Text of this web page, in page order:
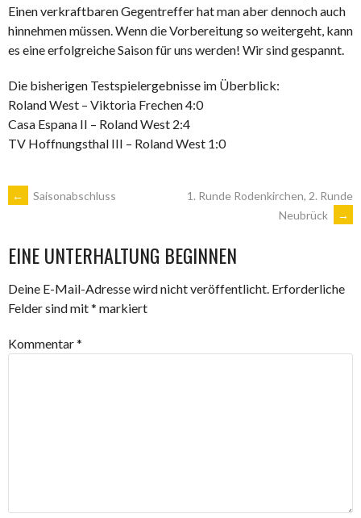
Einen verkraftbaren Gegentreffer hat man aber dennoch auch
hinnehmen müssen. Wenn die Vorbereitung so weitergeht, kann
es eine erfolgreiche Saison für uns werden! Wir sind gespannt.
Die bisherigen Testspielergebnisse im Überblick:
Roland West – Viktoria Frechen 4:0
Casa Espana II – Roland West 2:4
TV Hoffnungsthal III – Roland West 1:0
ARTIKEL-
NAVIGATION
← Saisonabschluss
1. Runde Rodenkirchen, 2. Runde
Neubrück
→
EINE UNTERHALTUNG BEGINNEN
Deine E-Mail-Adresse wird nicht veröffentlicht. Erforderliche
Felder sind mit* markiert
Kommentar*